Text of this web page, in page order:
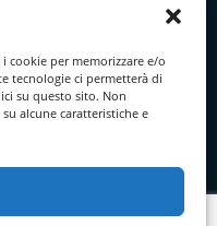
cookie per memorizzare e/o
tecnologie ci permetterà di
su questo sito. Non
alcune caratteristiche e
PDF
Policy